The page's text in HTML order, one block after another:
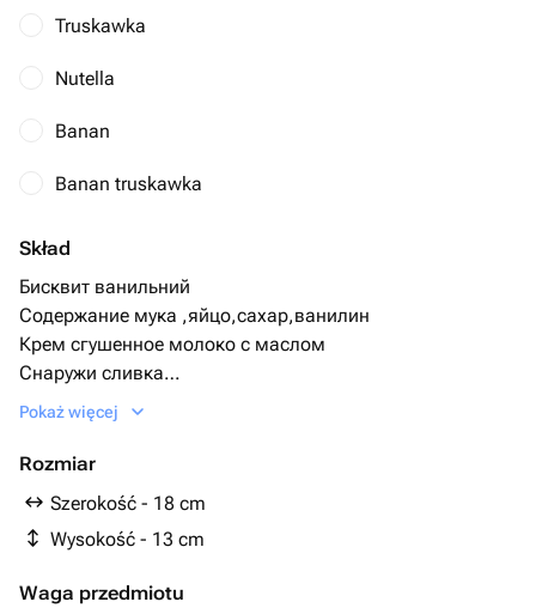
Truskawka
Nutella
Banan
Banan truskawka
Skład
Бисквит ванильний
Содержание мука ,яйцо,сахар,ванилин
Крем сгушенное молоко с маслом
Снаружи сливка
Начинка Банан
Pokaż więcej
Rozmiar
Szerokość - 18 cm
Wysokość - 13 cm
Waga przedmiotu